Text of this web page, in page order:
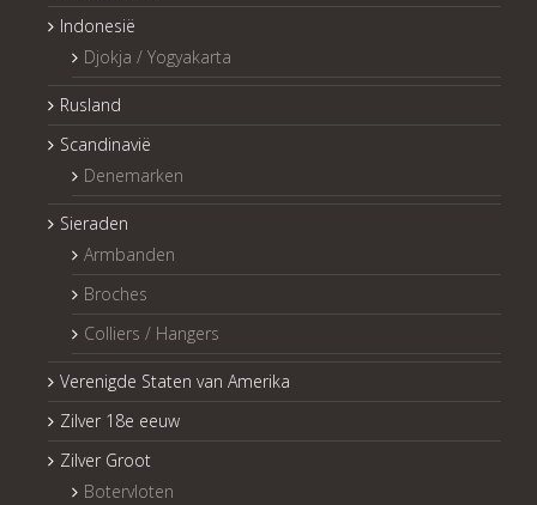
Indonesië
Djokja / Yogyakarta
Rusland
Scandinavië
Denemarken
Sieraden
Armbanden
Broches
Colliers / Hangers
Verenigde Staten van Amerika
Zilver 18e eeuw
Zilver Groot
Botervloten